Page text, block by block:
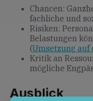
Chancen:
fachliche und
Risiken:
Belastungen
(Umsetzung auf
Kritik an
mögliche
Ausblick